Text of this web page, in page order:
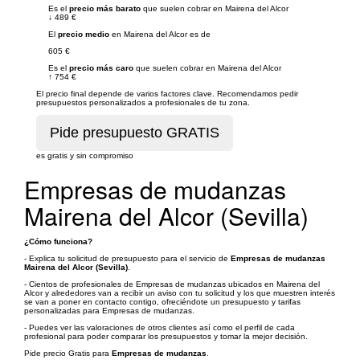
Es el precio más barato que suelen cobrar en Mairena del Alcor
↓ 489 €
El precio medio en Mairena del Alcor es de
605 €
Es el precio más caro que suelen cobrar en Mairena del Alcor
↑ 754 €
El precio final depende de varios factores clave. Recomendamos pedir
presupuestos personalizados a profesionales de tu zona.
es gratis y sin compromiso
Empresas de mudanzas
Mairena del Alcor (Sevilla)
¿Cómo funciona?
- Explica tu solicitud de presupuesto para el servicio de Empresas de mudanzas
Mairena del Alcor (Sevilla)
- Cientos de profesionales de Empresas de mudanzas ubicados en Mairena del
Alcor y alrededores van a recibir un aviso con tu solicitud y los que muestren interés
se van a poner en contacto contigo, ofreciéndote un presupuesto y tarifas
personalizadas para Empresas de mudanzas.
- Puedes ver las valoraciones de otros clientes así como el perfil de cada
profesional para poder comparar los presupuestos y tomar la mejor decisión.
Pide precio Gratis para Empresas de mudanzas